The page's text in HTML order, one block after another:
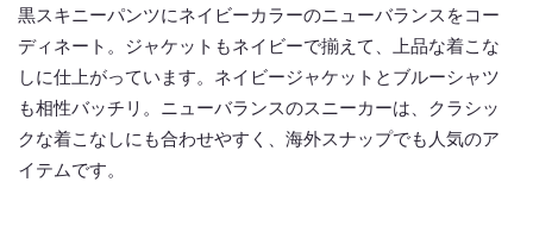
黒スキニーパンツにネイビーカラーのニューバランスをコー
ディネート。ジャケットもネイビーで揃えて、上品な着こな
しに仕上がっています。ネイビージャケットとブルーシャツ
も相性バッチリ。ニューバランスのスニーカーは、クラシッ
クな着こなしにも合わせやすく、海外スナップでも人気のア
イテムです。